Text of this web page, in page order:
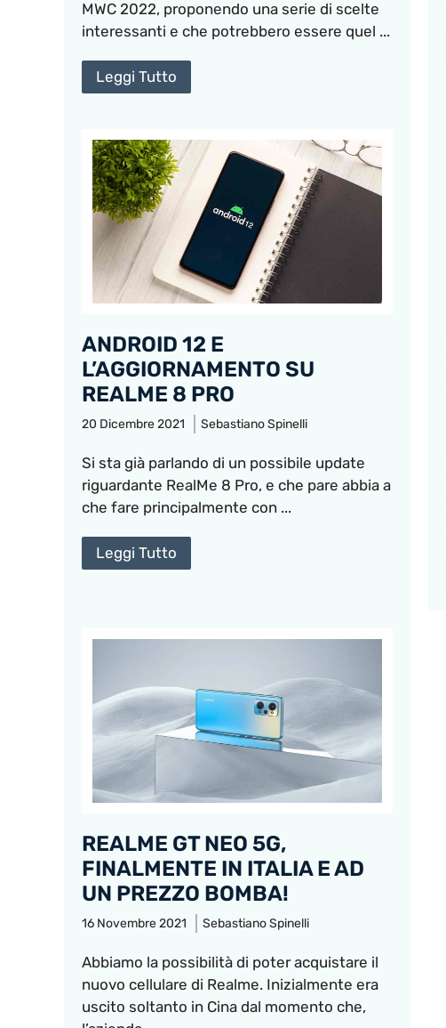
MWC 2022, proponendo una serie di scelte
interessanti e che potrebbero essere quel ...
Leggi Tutto
ANDROID 12 E
L’AGGIORNAMENTO SU
REALME 8 PRO
20 Dicembre 2021 Sebastiano Spinelli
Si sta già parlando di un possibile update
riguardante RealMe 8 Pro, e che pare abbia a
che fare principalmente con ...
Leggi Tutto
REALME GT NEO 5G,
FINALMENTE IN ITALIA E AD
UN PREZZO BOMBA!
16 Novembre 2021 Sebastiano Spinelli
Abbiamo la possibilità di poter acquistare il
nuovo cellulare di Realme. Inizialmente era
uscito soltanto in Cina dal momento che,